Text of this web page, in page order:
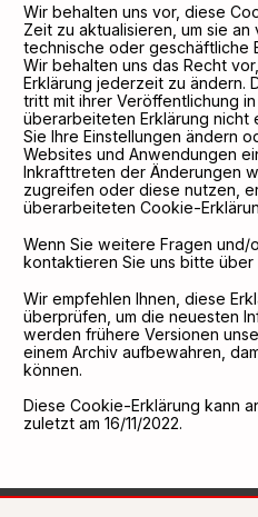
Wir behalten uns vor, diese
Zeit zu aktualisieren, um sie
technische oder geschäftliche
Wir behalten uns das Recht
Erklärung jederzeit zu ändern.
tritt mit ihrer Veröffentlichung
überarbeiteten Erklärung nicht
Sie Ihre Einstellungen ändern
Websites und Anwendungen
Inkrafttreten der Änderungen
zugreifen oder diese nutzen,
überarbeiteten Cookie-
Wenn Sie weitere Fragen und/
kontaktieren Sie uns bitte über
Wir empfehlen Ihnen, diese
überprüfen, um die neuesten
werden frühere Versionen
einem Archiv aufbewahren,
können.
Diese Cookie-Erklärung kann
zuletzt am 16/11/2022.